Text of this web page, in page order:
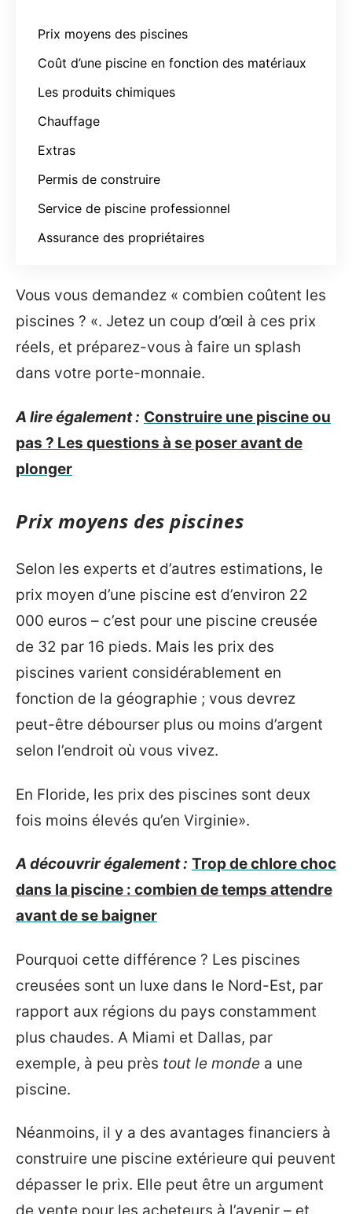
Prix moyens des piscines
Coût d’une piscine en fonction des matériaux
Les produits chimiques
Chauffage
Extras
Permis de construire
Service de piscine professionnel
Assurance des propriétaires
Vous vous demandez « combien coûtent les
piscines ? «. Jetez un coup d’œil à ces prix
réels, et préparez-vous à faire un splash
dans votre porte-monnaie.
A lire également : Construire une piscine ou
pas ? Les questions à se poser avant de
plonger
Prix moyens des piscines
Selon les experts et d’autres estimations, le
prix moyen d’une piscine est d’environ 22
000 euros – c’est pour une piscine creusée
de 32 par 16 pieds. Mais les prix des
piscines varient considérablement en
fonction de la géographie ; vous devrez
peut-être débourser plus ou moins d’argent
selon l’endroit où vous vivez.
En Floride, les prix des piscines sont deux
fois moins élevés qu’en Virginie».
A découvrir également : Trop de chlore choc
dans la piscine : combien de temps attendre
avant de se baigner
Pourquoi cette différence ? Les piscines
creusées sont un luxe dans le Nord-Est, par
rapport aux régions du pays constamment
plus chaudes. A Miami et Dallas, par
exemple, à peu près tout le monde a une
piscine.
Néanmoins, il y a des avantages financiers à
construire une piscine extérieure qui peuvent
dépasser le prix. Elle peut être un argument